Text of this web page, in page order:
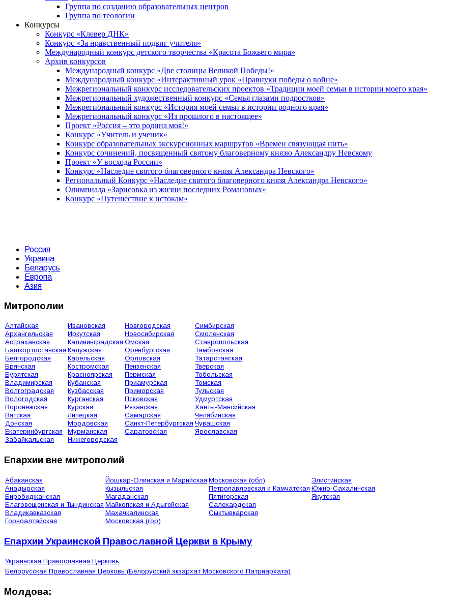
Группа по созданию образовательных центров
Группа по теологии
Конкурсы
Конкурс «Клевер ДНК»
Конкурс «За нравственный подвиг учителя»
Международный конкурс детского творчества «Красота Божьего мира»
Архив конкурсов
Международный конкурс «Две столицы Великой Победы!»
Международный конкурс «Интерактивный урок «Правнуки победы о войне»
Межрегиональный конкурс исследовательских проектов «Традиции моей семьи в истории моего края»
Межрегиональный художественный конкурс «Семья глазами подростков»
Межрегиональный конкурс «История моей семьи в истории родного края»
Межрегиональный конкурс «Из прошлого в настоящее»
Проект «Россия – это родина моя!»
Конкурс «Учитель и ученик»
Конкурс образовательных экскурсионных маршрутов «Времен связующая нить»
Конкурс сочинений, посвященный святому благоверному князю Александру Невскому
Проект «У восхода России»
Конкурс «Наследие святого благоверного князя Александра Невского»
Региональный Конкурс «Наследие святого благоверного князя Александра Невского»
Олимпиада «Зарисовка из жизни последних Романовых»
Конкурс «Путешествие к истокам»
Россия
Украина
Беларусь
Европа
Азия
Митрополии
Алтайская
Архангельская
Астраханская
Башкортостанская
Белгородская
Брянская
Бурятская
Владимирская
Волгоградская
Вологодская
Воронежская
Вятская
Донская
Екатеринбургская
Забайкальская
Ивановская
Иркутская
Калининградская
Калужская
Карельская
Костромская
Красноярская
Кубанская
Кузбасская
Курганская
Курская
Липецкая
Мордовская
Мурманская
Нижегородская
Новгородская
Новосибирская
Омская
Оренбургская
Орловская
Пензенская
Пермская
Приамурская
Приморская
Псковская
Рязанская
Самарская
Санкт-Петербургская
Саратовская
Симбирская
Смоленская
Ставропольская
Тамбовская
Татарстанская
Тверская
Тобольская
Томская
Тульская
Удмуртская
Ханты-Мансийская
Челябинская
Чувашская
Ярославская
Епархии вне митрополий
Абаканская
Анадырская
Биробиджанская
Благовещенская и Тындинская
Владикавказская
Горноалтайская
Йошкар-Олинская и Марийская
Кызыльская
Магаданская
Майкопская и Адыгейская
Махачкалинская
Московская (гор)
Московская (обл)
Петропавловская и Камчатская
Пятигорская
Салехардская
Сыктывкарская
Элистинская
Южно-Сахалинская
Якутская
Епархии Украинской Православной Церкви в Крыму
Украинская Православная Церковь
Белорусская Православная Церковь (Белорусский экзархат Московского Патриархата)
Молдова: